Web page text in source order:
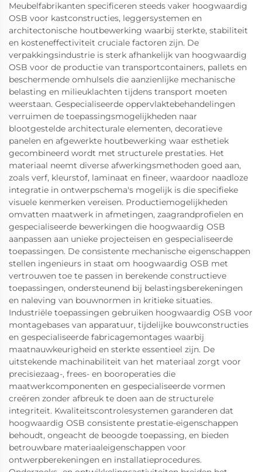
Meubelfabrikanten specificeren steeds vaker hoogwaardig
OSB voor kastconstructies, leggersystemen en
architectonische houtbewerking waarbij sterkte, stabiliteit
en kosteneffectiviteit cruciale factoren zijn. De
verpakkingsindustrie is sterk afhankelijk van hoogwaardig
OSB voor de productie van transportcontainers, pallets en
beschermende omhulsels die aanzienlijke mechanische
belasting en milieuklachten tijdens transport moeten
weerstaan. Gespecialiseerde oppervlaktebehandelingen
verruimen de toepassingsmogelijkheden naar
blootgestelde architecturale elementen, decoratieve
panelen en afgewerkte houtbewerking waar esthetiek
gecombineerd wordt met structurele prestaties. Het
materiaal neemt diverse afwerkingsmethoden goed aan,
zoals verf, kleurstof, laminaat en fineer, waardoor naadloze
integratie in ontwerpschema's mogelijk is die specifieke
visuele kenmerken vereisen. Productiemogelijkheden
omvatten maatwerk in afmetingen, zaagrandprofielen en
gespecialiseerde bewerkingen die hoogwaardig OSB
aanpassen aan unieke projecteisen en gespecialiseerde
toepassingen. De consistente mechanische eigenschappen
stellen ingenieurs in staat om hoogwaardig OSB met
vertrouwen toe te passen in berekende constructieve
toepassingen, ondersteunend bij belastingsberekeningen
en naleving van bouwnormen in kritieke situaties.
Industriële toepassingen gebruiken hoogwaardig OSB voor
montagebases van apparatuur, tijdelijke bouwconstructies
en gespecialiseerde fabricagemontages waarbij
maatnauwkeurigheid en sterkte essentieel zijn. De
uitstekende machinabiliteit van het materiaal zorgt voor
precisiezaag-, frees- en booroperaties die
maatwerkcomponenten en gespecialiseerde vormen
creëren zonder afbreuk te doen aan de structurele
integriteit. Kwaliteitscontrolesystemen garanderen dat
hoogwaardig OSB consistente prestatie-eigenschappen
behoudt, ongeacht de beoogde toepassing, en bieden
betrouwbare materiaaleigenschappen voor
ontwerpberekeningen en installatieprocedures.